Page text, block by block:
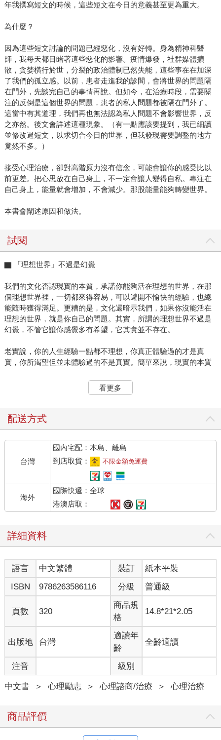
年我撰寫短文的時候，這些短文在今日的意義甚至更為重大。
為什麼？
因為這些短文討論的問題已經惡化，沒有好轉。身為精神科醫
師，我每天都目睹著這些惡化的影響。疫情爆發，社群媒體擴
散，貪婪橫行於世，分裂的政治體制已然失能，這些事在在加深
了我們的孤立感。以前，患者走進我的診間，會將世界的問題隔
在門外，先談完自己的事情再說。但如今，在治療時段，需要關
注的反倒是這個世界的問題，患者的私人問題都被隔在門外了。
這當中有其道理，我們再也無法認為私人問題不會影響世界，反
之亦然。後文會詳述這種現象。（有一點應該要提到，我已細讀
並修改過短文，以求切合今日的世界，但我發現需要調整的地方
竟然不多。）
接受心理治療，卻對高階原力沒有信念，可能會讓你的感受比以
前更差。把心思放在自己身上，不一定會讓人變得自私。專注在
自己身上，能量就會增加，不會減少。那股能量能夠轉變世界。
本書會闡述原因和做法。
試閱
▇ 「理想世界」不過是幻覺
我們的文化否認現實的本質，承諾你能夠活在理想的世界，在那
個理想世界裡，一切都來得容易，可以避開不愉快的經驗，也總
能隨時獲得滿足。更糟的是，文化還暗示我們，如果你沒能活在
理想的世界，就是你自己的問題。其實，所謂的理想世界不過是
幻覺，不管它讓你感覺多有希望，它其實並不存在。
老實說，你的人生經驗一點都不理想，你真正體驗過的才是真
實，你所渴望但並未體驗過的不是真實。簡單來說，現實的本質
如下：
• 人生包含了痛苦與逆境。
• 無論要達到哪種成就，都必須做到遵守紀律。
• 以上的情況永遠不會改變。
另外還有愛、喜悅、驚喜、超越、創造力等，但這些永遠不會單
獨發生，而是與上述五點息息相關。
在日常生活中，好像總是有些人生活一帆風順，不會遭逢逆境，
媒體把這些人推到我們眼前—他們擁有完美的身材，日子過得無
憂無慮，對自己該走的人生道路也很有把握，從不缺少愛或情感
都消滅殆盡，而這種力量讓他們顯得很特別。廠商在行銷產品
時，承諾會讓我們加入這群人的行列。我們都感受到同樣的壓
力，以為得讓別人相信我們是當中的一分子。無論是不曉得下一
餐在哪裡的可憐孩子，還是坐擁六間豪宅的超級富豪，都承受著
同樣的壓力。當每個人都把幻想當成真實時，幻想就宛若真實。
然而，唯有別人才能讓幻想成真。在你的人生中，你會發現自己
沒辦法冒險。你不知道該怎麼做決定、將來的財務狀況未卜、臉
上又添了一條皺紋，也沒時間好好教養孩子，人生無法事事都掌
握在手中。這樣沒什麼不對，這些都是活著會有的感受。問題在
於我們的文化把上述那類人定為標準，使我們以為要活得有尊
嚴，就必須成為那種人。一旦發生了負面事件，就覺得是發生了
不應該發生的事，明明是再尋常不過的人生經歷，卻覺得自己失
敗透頂。
辦法培養自信，覺得自己很不錯嗎？你做得到的，但你必須換個
角度思考。第一步是，要體悟到人生是個過程。我們的文化讓我
看更多
配送方式
台灣
國內宅配：本島、離島
到店取貨：
不限金額免運費
海外
國際快遞：全球
港澳店取：
詳細資料
語言 中文繁體 裝訂
紙本平裝
ISBN
9786263586116 分級 普通級
頁數 320
商品規
格
14.8*21*2.05
出版地 台灣
適讀年
齡
全齡適讀
注音 級別
中文書 ＞ 心理勵志 ＞ 心理諮商/治療 ＞ 心理治療
商品評價